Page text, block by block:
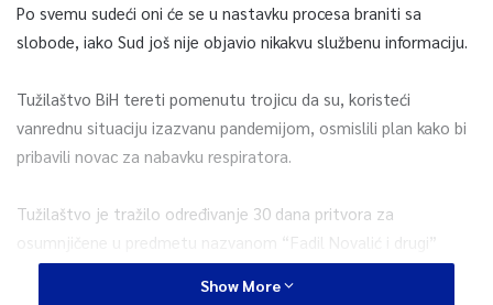
Po svemu sudeći oni će se u nastavku procesa braniti sa
slobode, iako Sud još nije objavio nikakvu službenu informaciju.
Tužilaštvo BiH tereti pomenutu trojicu da su, koristeći
vanrednu situaciju izazvanu pandemijom, osmislili plan kako bi
pribavili novac za nabavku respiratora.
Tužilaštvo je tražilo određivanje 30 dana pritvora za
osumnjičene u predmetu nazvanom “Fadil Novalić i drugi”
zbog koluzijske opasnosti, bojazni da bi osumnjičeni boravkom
na slobodi utjecali na svjedoke, prikrivače i saučesnike.
Show More